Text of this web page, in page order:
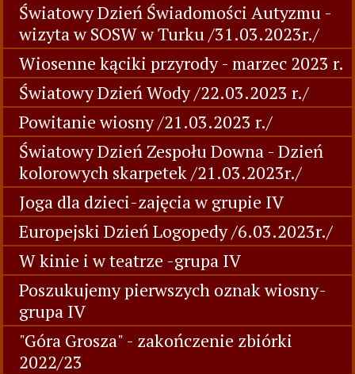
Światowy Dzień Świadomości Autyzmu -
wizyta w SOSW w Turku /31.03.2023r./
Wiosenne kąciki przyrody - marzec 2023 r.
Światowy Dzień Wody /22.03.2023 r./
Powitanie wiosny /21.03.2023 r./
Światowy Dzień Zespołu Downa - Dzień
kolorowych skarpetek /21.03.2023r./
Joga dla dzieci-zajęcia w grupie IV
Europejski Dzień Logopedy /6.03.2023r./
W kinie i w teatrze -grupa IV
Poszukujemy pierwszych oznak wiosny-
grupa IV
"Góra Grosza" - zakończenie zbiórki
2022/23